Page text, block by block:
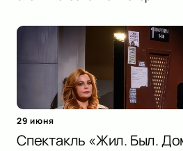
29 июня
Спектакль «Жил. Был.